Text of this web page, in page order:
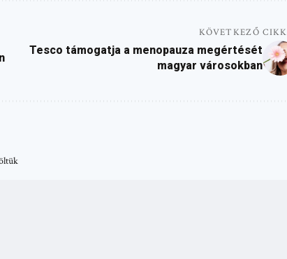
KÖVETKEZŐ CIKK
Tesco támogatja a menopauza megértését
magyar városokban